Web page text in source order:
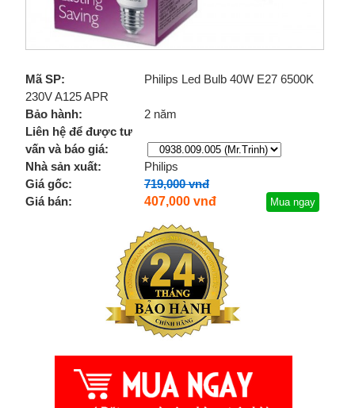
Mã SP:
Philips Led Bulb 40W E27 6500K
230V A125 APR
Bảo hành:
2 năm
Liên hệ để được tư
vấn và báo giá:
Nhà sản xuất:
Philips
Giá gốc:
719,000 vnđ
Giá bán:
407,000 vnđ Mua ngay